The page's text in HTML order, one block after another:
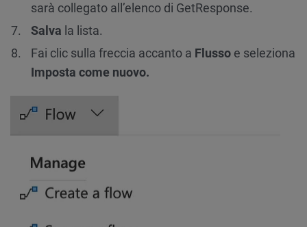
sarà collegato all’elenco di GetResponse.
Salva la lista.
Fai clic sulla freccia accanto a Flusso e seleziona
Imposta come nuovo.